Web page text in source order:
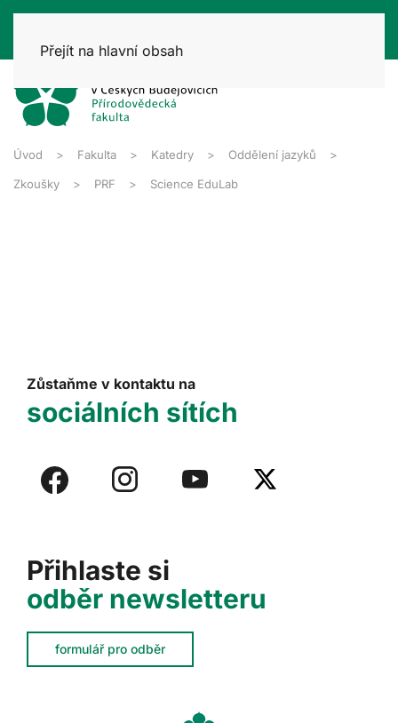
Přejít na hlavní obsah
Úvod Fakulta Katedry Oddělení jazyků
Zkoušky PRF Science EduLab
Přihlaste si
odběr newsletteru
formulář pro odběr
Zůstaňme v kontaktu na
sociálních sítích